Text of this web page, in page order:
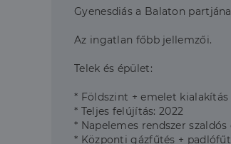
Gyenesdiás a Balaton
Az ingatlan főbb jellemzői.
Telek és épület:
* Földszint + emelet kialakítás
* Teljes felújítás: 2022
* Napelemes rendszer szaldós
* Központi gázfűtés +